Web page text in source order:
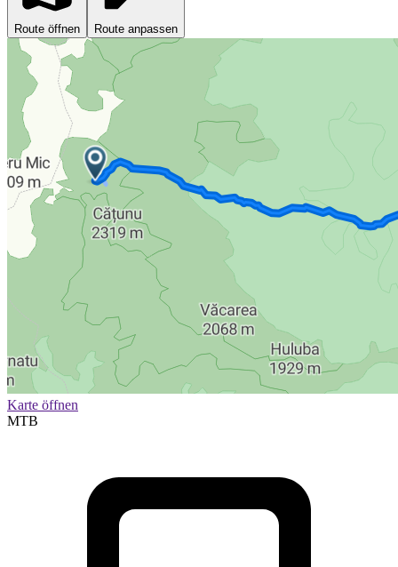
Route öffnen Route anpassen
Karte öffnen
MTB